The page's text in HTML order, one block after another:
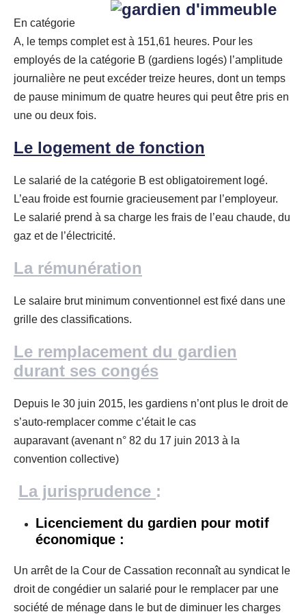
En catégorie
A, le temps complet est à 151,61 heures. Pour les
employés de la catégorie B (gardiens logés) l’amplitude
journalière ne peut excéder treize heures, dont un temps
de pause minimum de quatre heures qui peut être pris en
une ou deux fois.
Le logement de fonction
Le salarié de la catégorie B est obligatoirement logé.
L’eau froide est fournie gracieusement par l’employeur.
Le salarié prend à sa charge les frais de l’eau chaude, du
gaz et de l’électricité.
La rémunération
Le salaire brut minimum conventionnel est fixé dans une
grille des classifications.
Le remplacement du gardien
durant ses congés
Depuis le 30 juin 2015, les gardiens n’ont plus le droit de
s’auto-remplacer comme c’était le cas
auparavant (avenant n° 82 du 17 juin 2013 à la
convention collective)
La jurisprudence :
Licenciement du gardien pour motif
économique :
Un arrêt de la Cour de Cassation reconnaît au syndicat le
droit de congédier un salarié pour le remplacer par une
société de ménage dans le but de diminuer les charges